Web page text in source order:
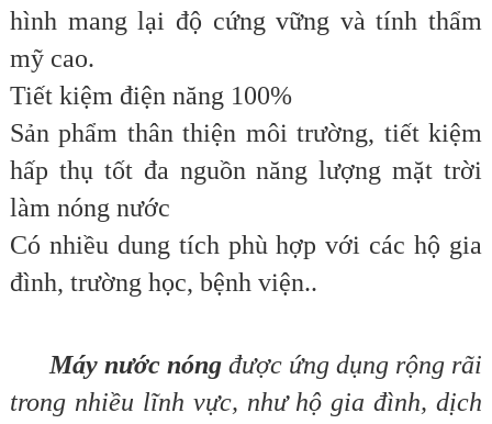
hình mang lại độ cứng vững và tính thẩm
mỹ cao.
Tiết kiệm điện năng 100%
Sản phẩm thân thiện môi trường, tiết kiệm
hấp thụ tốt đa nguồn năng lượng mặt trời
làm nóng nước
Có nhiều dung tích phù hợp với các hộ gia
đình, trường học, bệnh viện..
Máy nước nóng được ứng dụng rộng rãi
trong nhiều lĩnh vực, như hộ gia đình, dịch